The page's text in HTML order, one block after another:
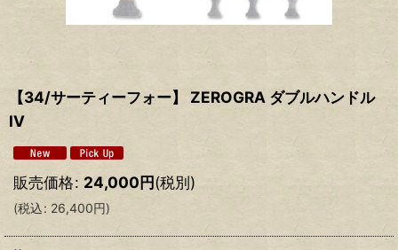
【34/サーティーフォー】 ZEROGRA ダブルハンドル
IV
販売価格: 24,000円(税別)
(税込: 26,400円)